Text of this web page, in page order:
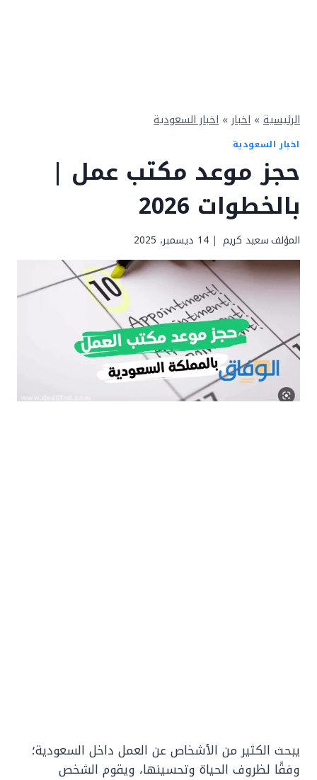
الرئيسية » اخبار » اخبار السعودية
اخبار السعودية
حجز موعد مكتب عمل |
بالخطوات 2026
المؤلفسعيد كريم 14 ديسمبر، 2025
يبحث الكثير من الأشخاص عن العمل داخل السعودية؛
وفقًا لظروف الحياة وتحسينها، ويقوم الشخص